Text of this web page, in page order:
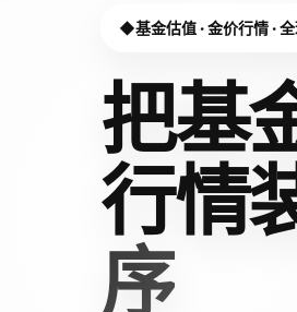
基金估值 · 金价行情 ·
把基
行情
序